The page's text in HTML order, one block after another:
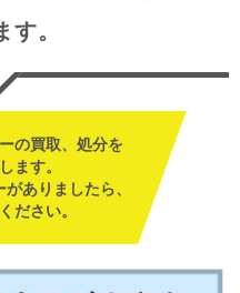
す。
の買取、処分を
ます。
ありましたら、
ださい。